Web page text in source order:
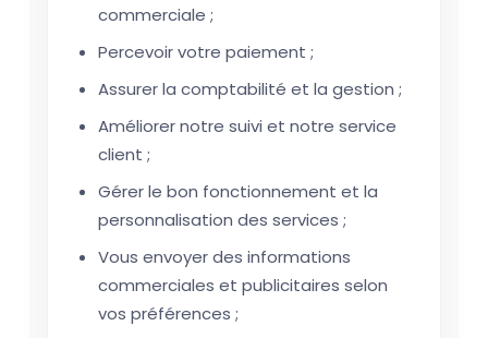
commerciale ;
Percevoir votre paiement ;
Assurer la comptabilité et la gestion ;
Améliorer notre suivi et notre service
client ;
Gérer le bon fonctionnement et la
personnalisation des services ;
Vous envoyer des informations
commerciales et publicitaires selon
vos préférences ;